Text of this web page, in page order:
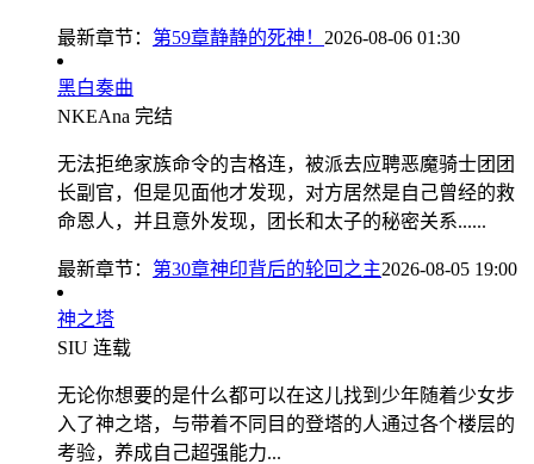
最新章节： 第59章静静的死神！ 2026-08-06 01:30
黑白奏曲
NKEAna 完结
无法拒绝家族命令的吉格连，被派去应聘恶魔骑士团团
长副官，但是见面他才发现，对方居然是自己曾经的救
命恩人，并且意外发现，团长和太子的秘密关系......
最新章节： 第30章神印背后的轮回之主2026-08-05 19:00
神之塔
SIU 连载
无论你想要的是什么都可以在这儿找到少年随着少女步
入了神之塔，与带着不同目的登塔的人通过各个楼层的
考验，养成自己超强能力...